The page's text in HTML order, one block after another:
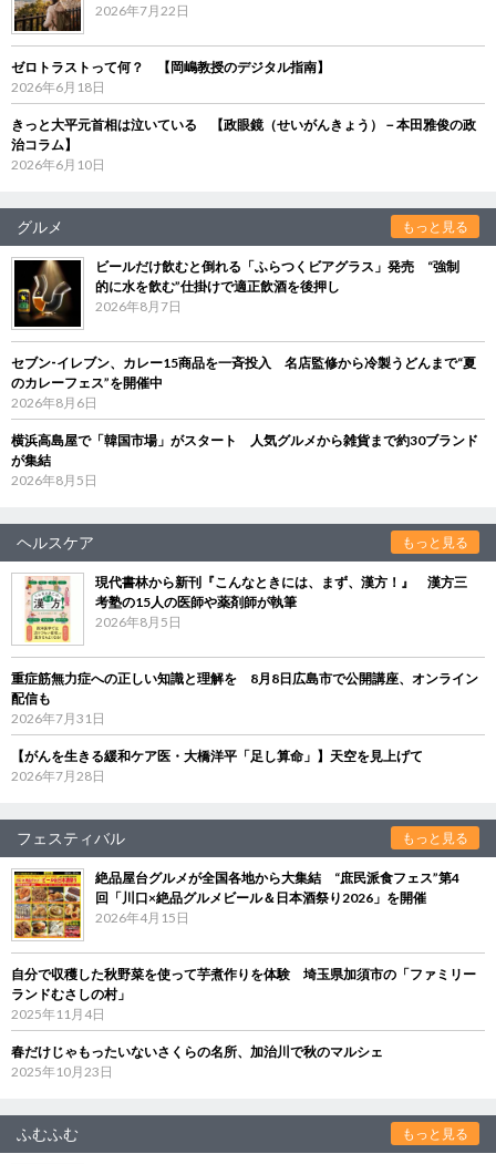
2026年7月22日
ゼロトラストって何？ 【岡嶋教授のデジタル指南】
2026年6月18日
きっと大平元首相は泣いている 【政眼鏡（せいがんきょう）－本田雅俊の政
治コラム】
2026年6月10日
グルメ もっと見る
ビールだけ飲むと倒れる「ふらつくビアグラス」発売 “強制
的に水を飲む”仕掛けで適正飲酒を後押し
2026年8月7日
セブン‐イレブン、カレー15商品を一斉投入 名店監修から冷製うどんまで“夏
のカレーフェス”を開催中
2026年8月6日
横浜高島屋で「韓国市場」がスタート 人気グルメから雑貨まで約30ブランド
が集結
2026年8月5日
ヘルスケア もっと見る
現代書林から新刊『こんなときには、まず、漢方！』 漢方三
考塾の15人の医師や薬剤師が執筆
2026年8月5日
重症筋無力症への正しい知識と理解を 8月8日広島市で公開講座、オンライン
配信も
2026年7月31日
【がんを生きる緩和ケア医・大橋洋平「足し算命」】天空を見上げて
2026年7月28日
フェスティバル もっと見る
絶品屋台グルメが全国各地から大集結 “庶民派食フェス”第4
回「川口×絶品グルメビール＆日本酒祭り2026」を開催
2026年4月15日
自分で収穫した秋野菜を使って芋煮作りを体験 埼玉県加須市の「ファミリー
ランドむさしの村」
2025年11月4日
春だけじゃもったいないさくらの名所、加治川で秋のマルシェ
2025年10月23日
ふむふむ もっと見る